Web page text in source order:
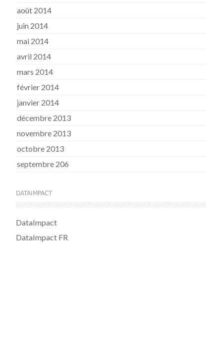
août 2014
juin 2014
mai 2014
avril 2014
mars 2014
février 2014
janvier 2014
décembre 2013
novembre 2013
octobre 2013
septembre 206
DATAIMPACT
DataImpact
DataImpact FR